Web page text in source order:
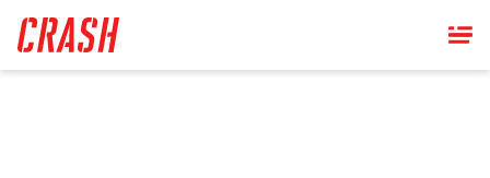
main
content